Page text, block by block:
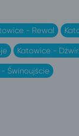
- Rewal
Katowice -
Świnoujście